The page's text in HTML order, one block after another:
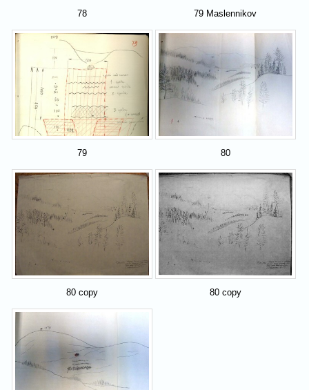
78 79 Maslennikov
79 80
80 copy 80 copy